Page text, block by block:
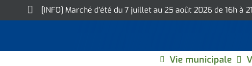
to
[INFO] Marché d’été du 7 juillet au 25 août 2026 de 16h
Vie municipale